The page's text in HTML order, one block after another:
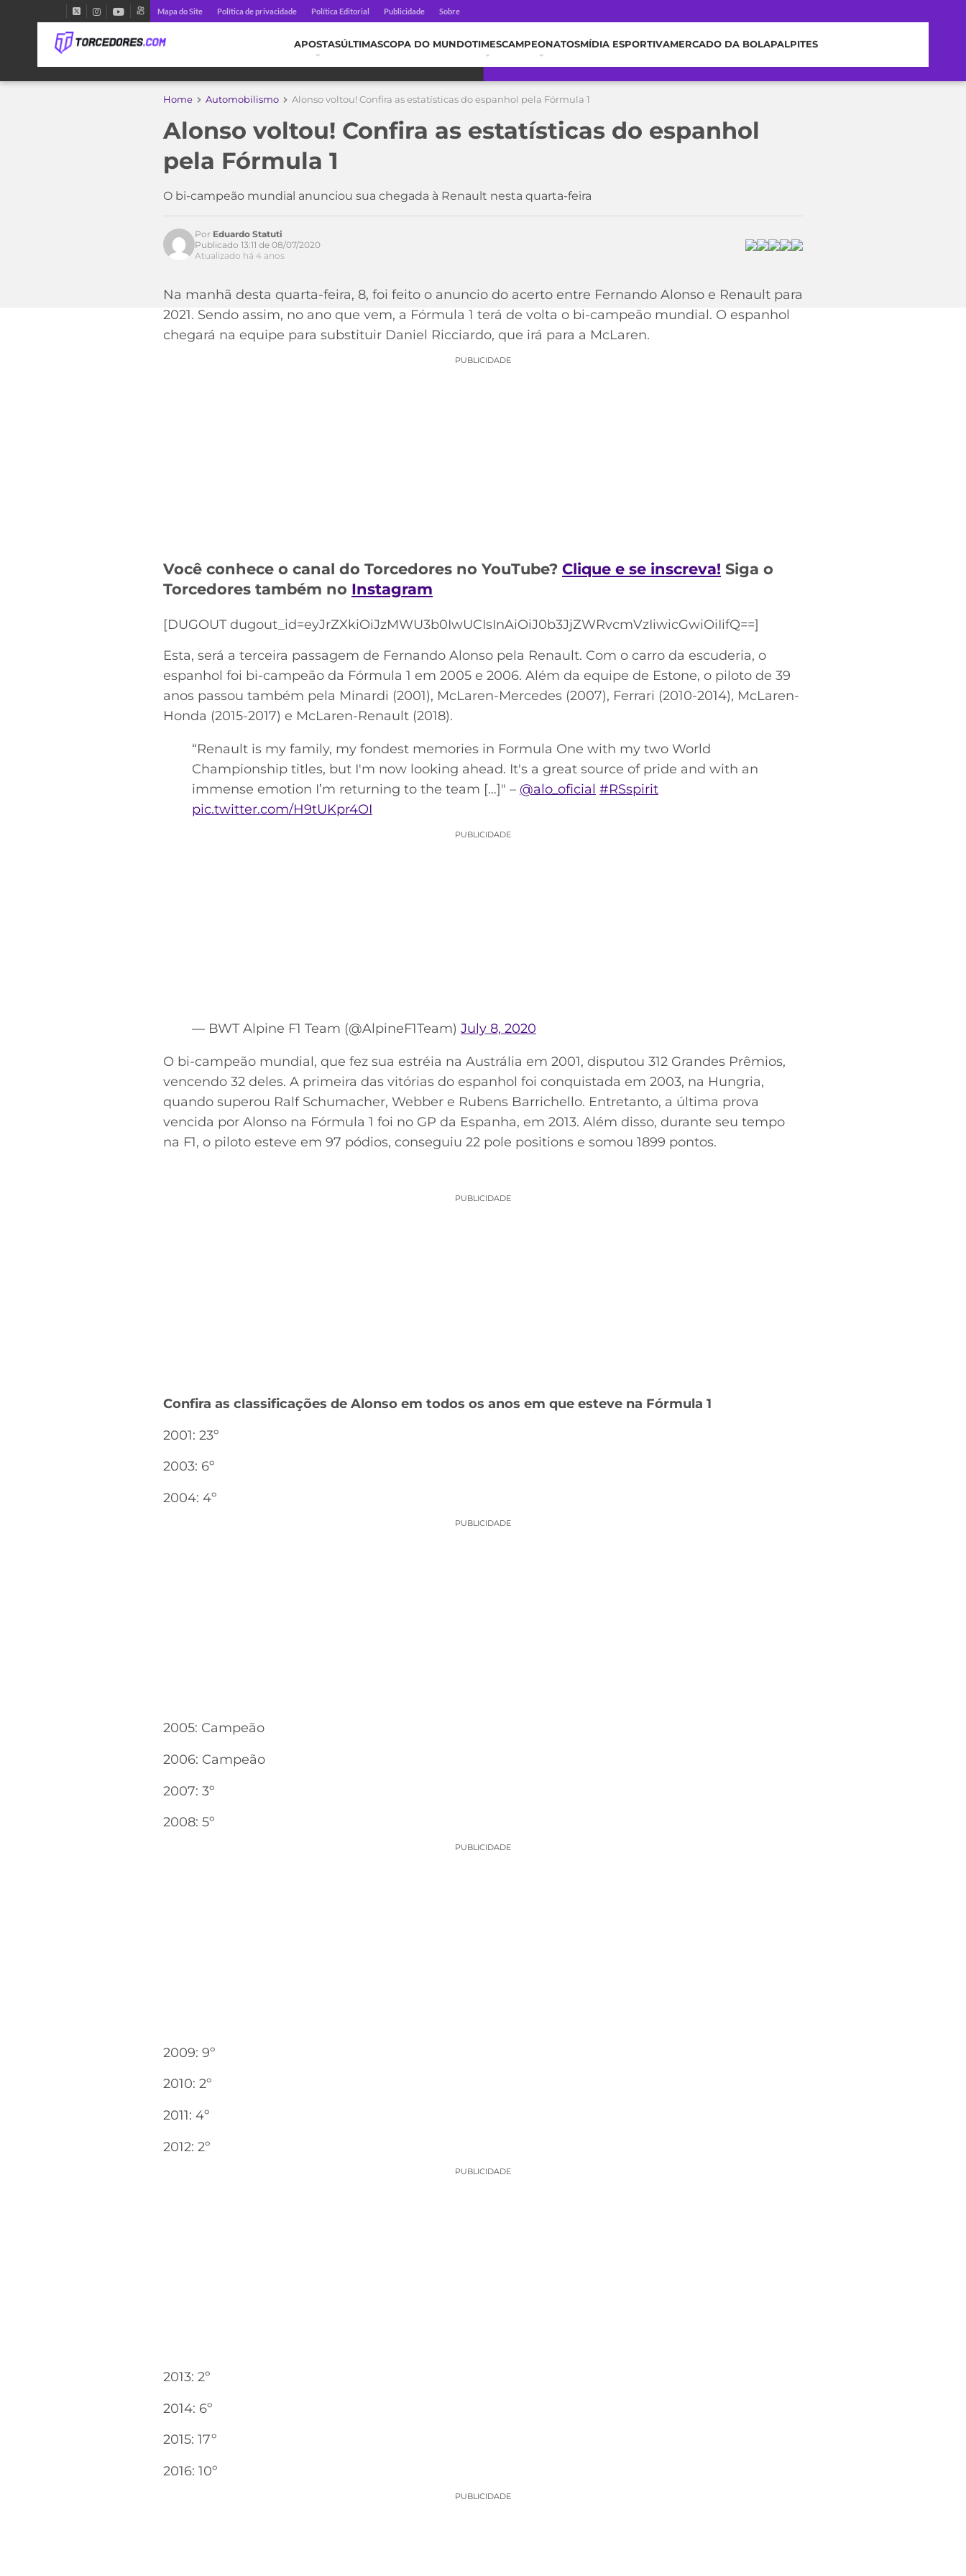
Mapa do Site Política de privacidade Política Editorial Publicidade Sobre
APOSTASÚLTIMASCOPA DO MUNDOTIMESCAMPEONATOSMÍDIA ESPORTIVAMERCADO DA BOLAPALPITES
Home Automobilismo Alonso voltou! Confira as estatísticas do espanhol pela Fórmula 1
Alonso voltou! Confira as estatísticas do espanhol
pela Fórmula 1
O bi-campeão mundial anunciou sua chegada à Renault nesta quarta-feira
Acesse o perfil do autor
Por Eduardo Statuti
Publicado 13:11 de 08/07/2020
Atualizado há 4 anos
Na manhã desta quarta-feira, 8, foi feito o anuncio do acerto entre Fernando Alonso e Renault para
2021. Sendo assim, no ano que vem, a Fórmula 1 terá de volta o bi-campeão mundial. O espanhol
chegará na equipe para substituir Daniel Ricciardo, que irá para a McLaren.
PUBLICIDADE
Você conhece o canal do Torcedores no YouTube? Clique e se inscreva! Siga o
Torcedores também no Instagram
[DUGOUT dugout_id=eyJrZXkiOiJzMWU3b0IwUCIsInAiOiJ0b3JjZWRvcmVzIiwicGwiOiIifQ==]
Esta, será a terceira passagem de Fernando Alonso pela Renault. Com o carro da escuderia, o
espanhol foi bi-campeão da Fórmula 1 em 2005 e 2006. Além da equipe de Estone, o piloto de 39
anos passou também pela Minardi (2001), McLaren-Mercedes (2007), Ferrari (2010-2014), McLaren-
Honda (2015-2017) e McLaren-Renault (2018).
“Renault is my family, my fondest memories in Formula One with my two World
Championship titles, but I'm now looking ahead. It's a great source of pride and with an
immense emotion I’m returning to the team […]" – @alo_oficial #RSspirit
pic.twitter.com/H9tUKpr4OI
PUBLICIDADE
— BWT Alpine F1 Team (@AlpineF1Team) July 8, 2020
O bi-campeão mundial, que fez sua estréia na Austrália em 2001, disputou 312 Grandes Prêmios,
vencendo 32 deles. A primeira das vitórias do espanhol foi conquistada em 2003, na Hungria,
quando superou Ralf Schumacher, Webber e Rubens Barrichello. Entretanto, a última prova
vencida por Alonso na Fórmula 1 foi no GP da Espanha, em 2013. Além disso, durante seu tempo
na F1, o piloto esteve em 97 pódios, conseguiu 22 pole positions e somou 1899 pontos.
PUBLICIDADE
Confira as classificações de Alonso em todos os anos em que esteve na Fórmula 1
2001: 23º
2003: 6º
2004: 4º
PUBLICIDADE
2005: Campeão
2006: Campeão
2007: 3º
2008: 5º
PUBLICIDADE
2009: 9º
2010: 2º
2011: 4º
2012: 2º
PUBLICIDADE
2013: 2º
2014: 6º
2015: 17º
2016: 10º
PUBLICIDADE